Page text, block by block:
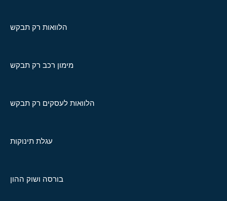
הלוואות רק תבקש
מימון רכב רק תבקש
הלוואות לעסקים רק תבקש
עגלת תינוקות
בורסה ושוק ההון